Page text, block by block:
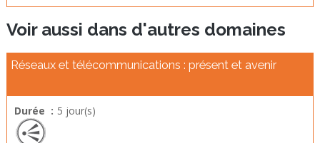
Voir aussi dans d'autres domaines
Réseaux et télécommunications : présent et avenir
Durée : 5 jour(s)